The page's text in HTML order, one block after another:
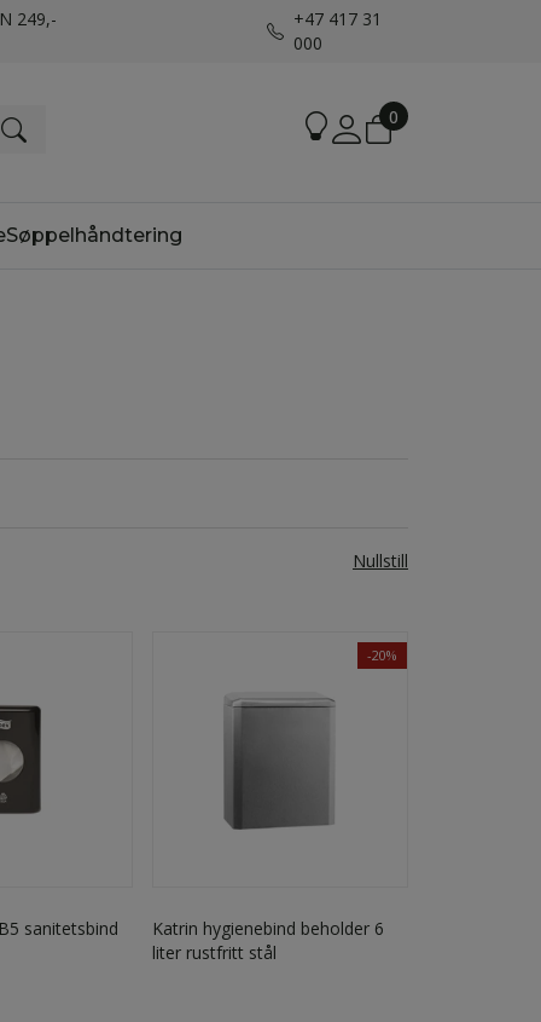
249,-
+47 417 31
000
0
Søppelhåndtering
Nullstill
sanitetsbind
-20%
Katrin hygienebind beholder 6
liter rustfritt stål